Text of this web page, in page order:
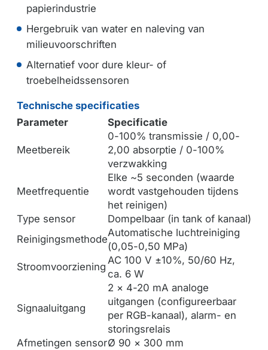
papierindustrie
Hergebruik van water en naleving van
milieuvoorschriften
Alternatief voor dure kleur- of
troebelheidssensoren
Technische specificaties
Parameter
Specificatie
Meetbereik
0-100% transmissie / 0,00-
2,00 absorptie / 0-100%
verzwakking
Meetfrequentie
Elke ~5 seconden (waarde
wordt vastgehouden tijdens
het reinigen)
Type sensor
Dompelbaar (in tank of kanaal)
Reinigingsmethode
Automatische luchtreiniging
(0,05-0,50 MPa)
Stroomvoorziening
AC 100 V ±10%, 50/60 Hz,
ca. 6 W
Signaaluitgang
2 × 4-20 mA analoge
uitgangen (configureerbaar
per RGB-kanaal), alarm- en
storingsrelais
Afmetingen sensorØ 90 × 300 mm